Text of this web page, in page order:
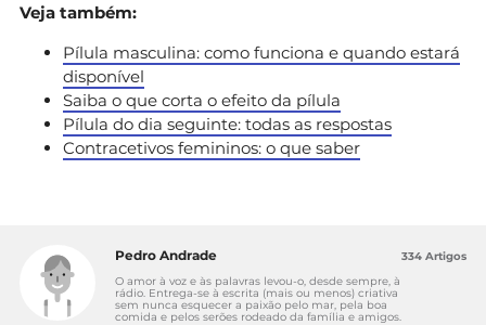
Veja também:
Pílula masculina: como funciona e quando estará
disponível
Saiba o que corta o efeito da pílula
Pílula do dia seguinte: todas as respostas
Contracetivos femininos: o que saber
Pedro Andrade
O amor à voz e às palavras levou-o, desde sempre, à
rádio. Entrega-se à escrita (mais ou menos) criativa
sem nunca esquecer a paixão pelo mar, pela boa
comida e pelos serões rodeado da família e amigos.
334 Artigos